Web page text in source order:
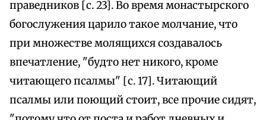
праведников [с. 23]. Во время монастырского
богослужения царило такое молчание, что
при множестве молящихся создавалось
впечатление, "будто нет никого, кроме
читающего псалмы" [с. 17]. Читающий
псалмы или поющий стоит, все прочие сидят,